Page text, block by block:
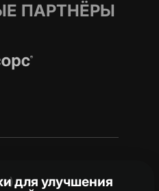
ПАРТНЁРЫ
для улучшения